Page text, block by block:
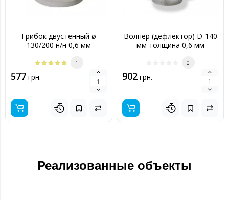
Грибок двустенный ø
130/200 н/н 0,6 мм
1
577 грн.
Волпер (дефлектор) D-140
мм толщина 0,6 мм
0
902 грн.
Реализованные объекты